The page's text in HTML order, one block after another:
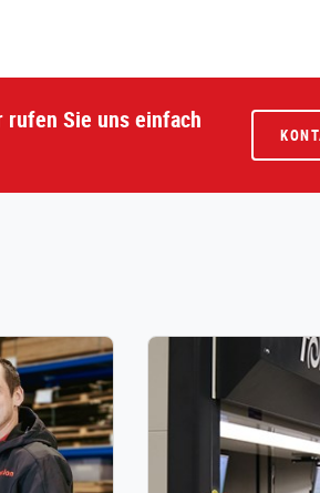
rufen Sie uns einfach